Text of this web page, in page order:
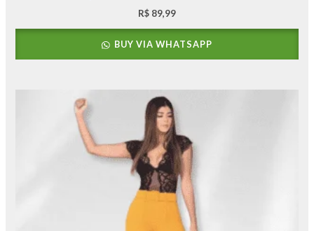
R$ 89,99
BUY VIA WHATSAPP